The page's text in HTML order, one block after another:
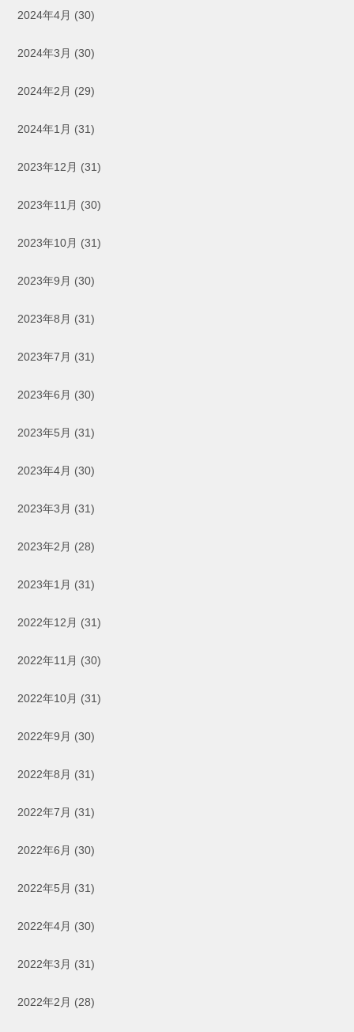
2024年4月 (30)
2024年3月 (30)
2024年2月 (29)
2024年1月 (31)
2023年12月 (31)
2023年11月 (30)
2023年10月 (31)
2023年9月 (30)
2023年8月 (31)
2023年7月 (31)
2023年6月 (30)
2023年5月 (31)
2023年4月 (30)
2023年3月 (31)
2023年2月 (28)
2023年1月 (31)
2022年12月 (31)
2022年11月 (30)
2022年10月 (31)
2022年9月 (30)
2022年8月 (31)
2022年7月 (31)
2022年6月 (30)
2022年5月 (31)
2022年4月 (30)
2022年3月 (31)
2022年2月 (28)